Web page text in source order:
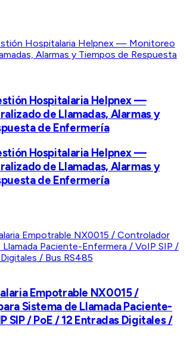
Hospitalaria Helpnex —
de Llamadas, Alarmas y
de Enfermería
Hospitalaria Helpnex —
de Llamadas, Alarmas y
de Enfermería
Empotrable NX0015 /
Sistema de Llamada Paciente-
SIP / PoE / 12 Entradas Digitales /